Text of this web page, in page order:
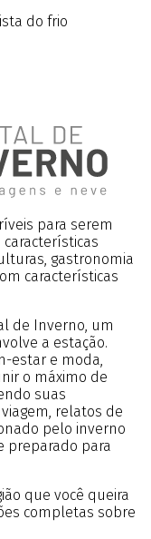
do frio
para serem
gastronomia
características
de Inverno, um
a estação.
estar e moda,
o máximo de
suas
relatos de
pelo inverno
preparado para
que você queira
completas sobre